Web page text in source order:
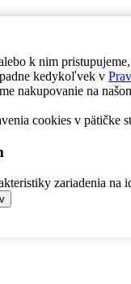
k nim
kedykoľvek v
nakupovanie na
cookies v pätičke
zariadenia